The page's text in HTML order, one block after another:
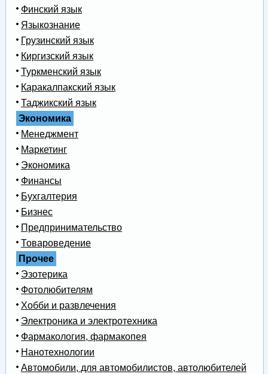
Финский язык
Языкознание
Грузинский язык
Киргизский язык
Туркменский язык
Каракалпакский язык
Таджикский язык
Экономика
Менеджмент
Маркетинг
Экономика
Финансы
Бухгалтерия
Бизнес
Предпринимательство
Товароведение
Прочее
Эзотерика
Фотолюбителям
Хобби и развлечения
Электроника и электротехника
Фармакология, фармакопея
Нанотехнологии
Автомобили, для автомобилистов, автолюбителей